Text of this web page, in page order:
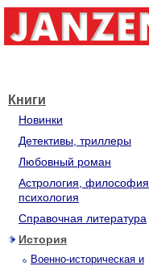
Книги
Новинки
Детективы, триллеры
Любовный роман
Астрология, философия,
психология
Справочная литература
История
Военно-историческая и